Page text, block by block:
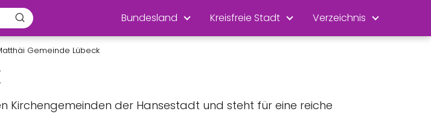
Bundesland Kreisfreie Stadt Verzeichnis
Gemeinde Lübeck
Kirchengemeinden der Hansestadt und steht für eine reiche